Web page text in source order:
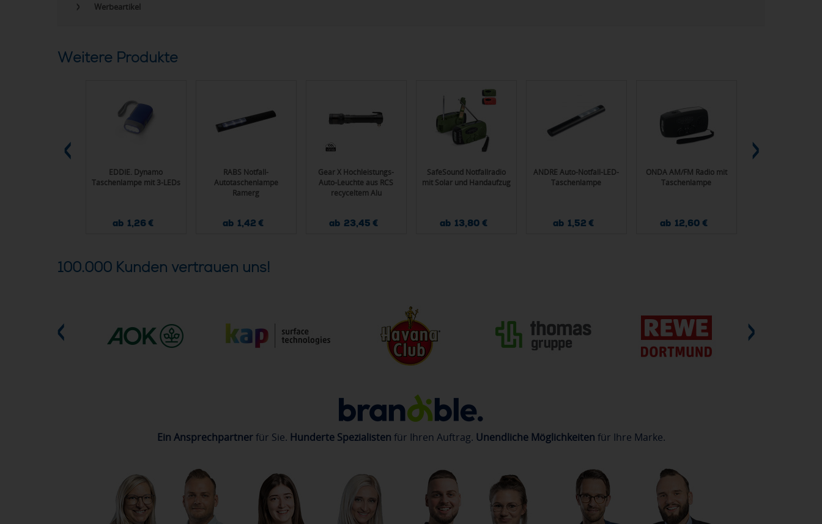
Werbeartikel
Weitere Produkte
EDDIE. Dynamo
Taschenlampe mit 3-LEDs
ab 1,26 €
RABS Notfall-
Autotaschenlampe
Ramerg
ab 1,42 €
Gear X Hochleistungs-
Auto-Leuchte aus RCS
recyceltem Alu
ab 23,45 €
SafeSound Notfallradio
mit Solar und Handaufzug
ab 13,80 €
ANDRE Auto-Notfall-LED-
Taschenlampe
ab 1,52 €
ONDA AM/FM Radio mit
Taschenlampe
ab 12,60 €
100.000 Kunden vertrauen uns!
Ein Ansprechpartnerfür Sie. Hunderte Spezialisten für Ihren Auftrag. Unendliche Möglichkeiten für Ihre Marke.